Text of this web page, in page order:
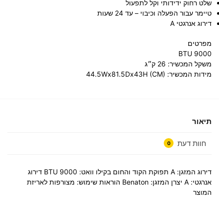
שלט רחוק ידידותי וקל לתפעול
טיימר עבור הפעלה וכיבוי – עד 24 שעות
דירוג אנרגטי A
מפרטים
9000 BTU
משקל המכשיר: 26 ק״ג
מידות המכשיר: 44.5Wx81.5Dx43H (CM)
תיאור
חוות דעת 0
דירוג המזגן: תפוקת הקוד והחום בקילו וואט:
דירוג
אנרגטי:
יצרן המזגן: הוראות שימוש: מצורפות לאריזת
המוצר